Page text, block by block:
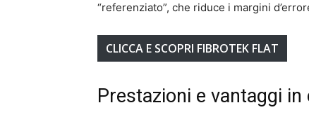
“referenziato”, che riduce i margini
CLICCA E SCOPRI FIBROTEK FLAT
Prestazioni e vantaggi in